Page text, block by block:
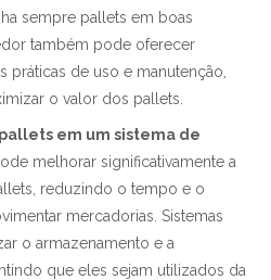
sempre pallets em boas
também pode oferecer
de uso e manutenção,
o valor dos pallets.
em um sistema de
melhorar significativamente a
reduzindo o tempo e o
mercadorias. Sistemas
o armazenamento e a
que eles sejam utilizados da